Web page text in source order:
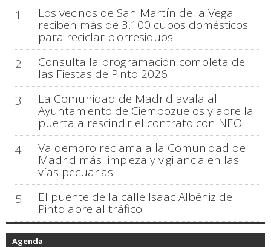
1 Los vecinos de San Martín de la Vega
reciben más de 3.100 cubos domésticos
para reciclar biorresiduos
2
Consulta la programación completa de
las Fiestas de Pinto 2026
3
La Comunidad de Madrid avala al
Ayuntamiento de Ciempozuelos y abre la
puerta a rescindir el contrato con NEO
4
Valdemoro reclama a la Comunidad de
Madrid más limpieza y vigilancia en las
vías pecuarias
5
El puente de la calle Isaac Albéniz de
Pinto abre al tráfico
Agenda